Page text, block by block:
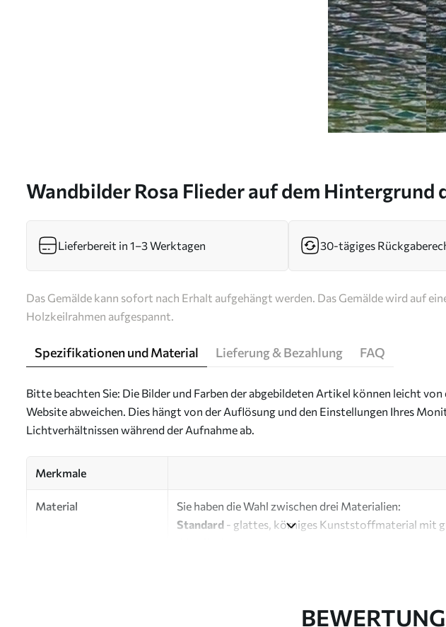
Wandbilder Rosa Flieder auf dem Hintergrund
Lieferbereit in 1–3 Werktagen 30-tägiges
Das Gemälde kann sofort nach Erhalt aufgehängt werden. Das Gemälde wird auf
Holzkeilrahmen aufgespannt.
Spezifikationen und Material Lieferung & Bezahlung FAQ
Bitte beachten Sie: Die Bilder und Farben der abgebildeten Artikel können leicht von
Website abweichen. Dies hängt von der Auflösung und den Einstellungen Ihres
Lichtverhältnissen während der Aufnahme ab.
Merkmale
Material
Sie haben die Wahl zwischen drei Materialien:
Standard - glattes, körniges Kunststoffmaterial mit